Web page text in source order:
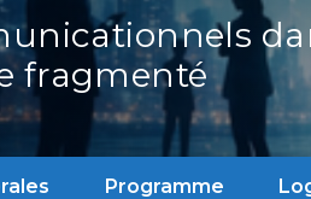
fragmenté
Programme